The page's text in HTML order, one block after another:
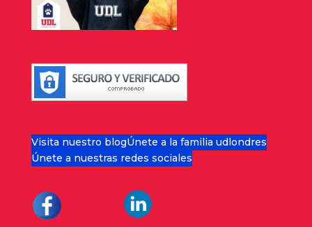
Visita nuestro blogÚnete a la familia udlondres
Únete a nuestras redes sociales